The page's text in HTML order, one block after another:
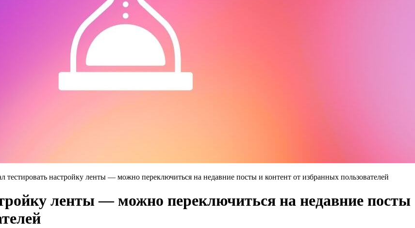
тестировать настройку ленты — можно переключиться на недавние посты и контент от избранных пользователей
ленты — можно переключиться на недавние посты